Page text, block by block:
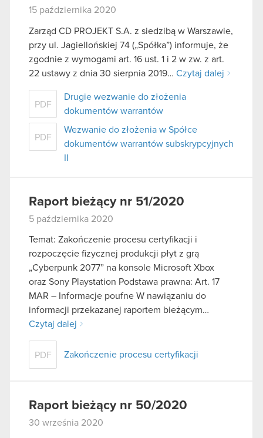
15 października 2020
Zarząd CD PROJEKT S.A. z siedzibą w Warszawie,
przy ul. Jagiellońskiej 74 („Spółka”) informuje, że
zgodnie z wymogami art. 16 ust. 1 i 2 w zw. z art.
22 ustawy z dnia 30 sierpnia 2019… Czytaj dalej
PDF
Drugie wezwanie do złożenia
dokumentów warrantów
PDF
Wezwanie do złożenia w Spółce
dokumentów warrantów subskrypcyjnych
II
Raport bieżący nr 51/2020
5 października 2020
Temat: Zakończenie procesu certyfikacji i
rozpoczęcie fizycznej produkcji płyt z grą
„Cyberpunk 2077” na konsole Microsoft Xbox
oraz Sony Playstation Podstawa prawna: Art. 17
MAR – Informacje poufne W nawiązaniu do
informacji przekazanej raportem bieżącym…
Czytaj dalej
PDF Zakończenie procesu certyfikacji
Raport bieżący nr 50/2020
30 września 2020